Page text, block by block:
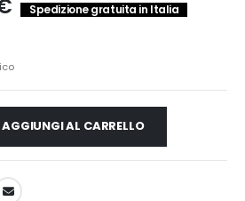
Il
prezzo
è:
140,00€.
Spedizione gratuita in Italia
AGGIUNGI AL CARRELLO